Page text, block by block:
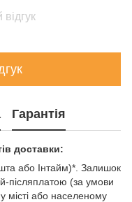
Гарантія
доставки:
або Інтайм)*. Залишок
післяплатою (за умови
місті або населеному